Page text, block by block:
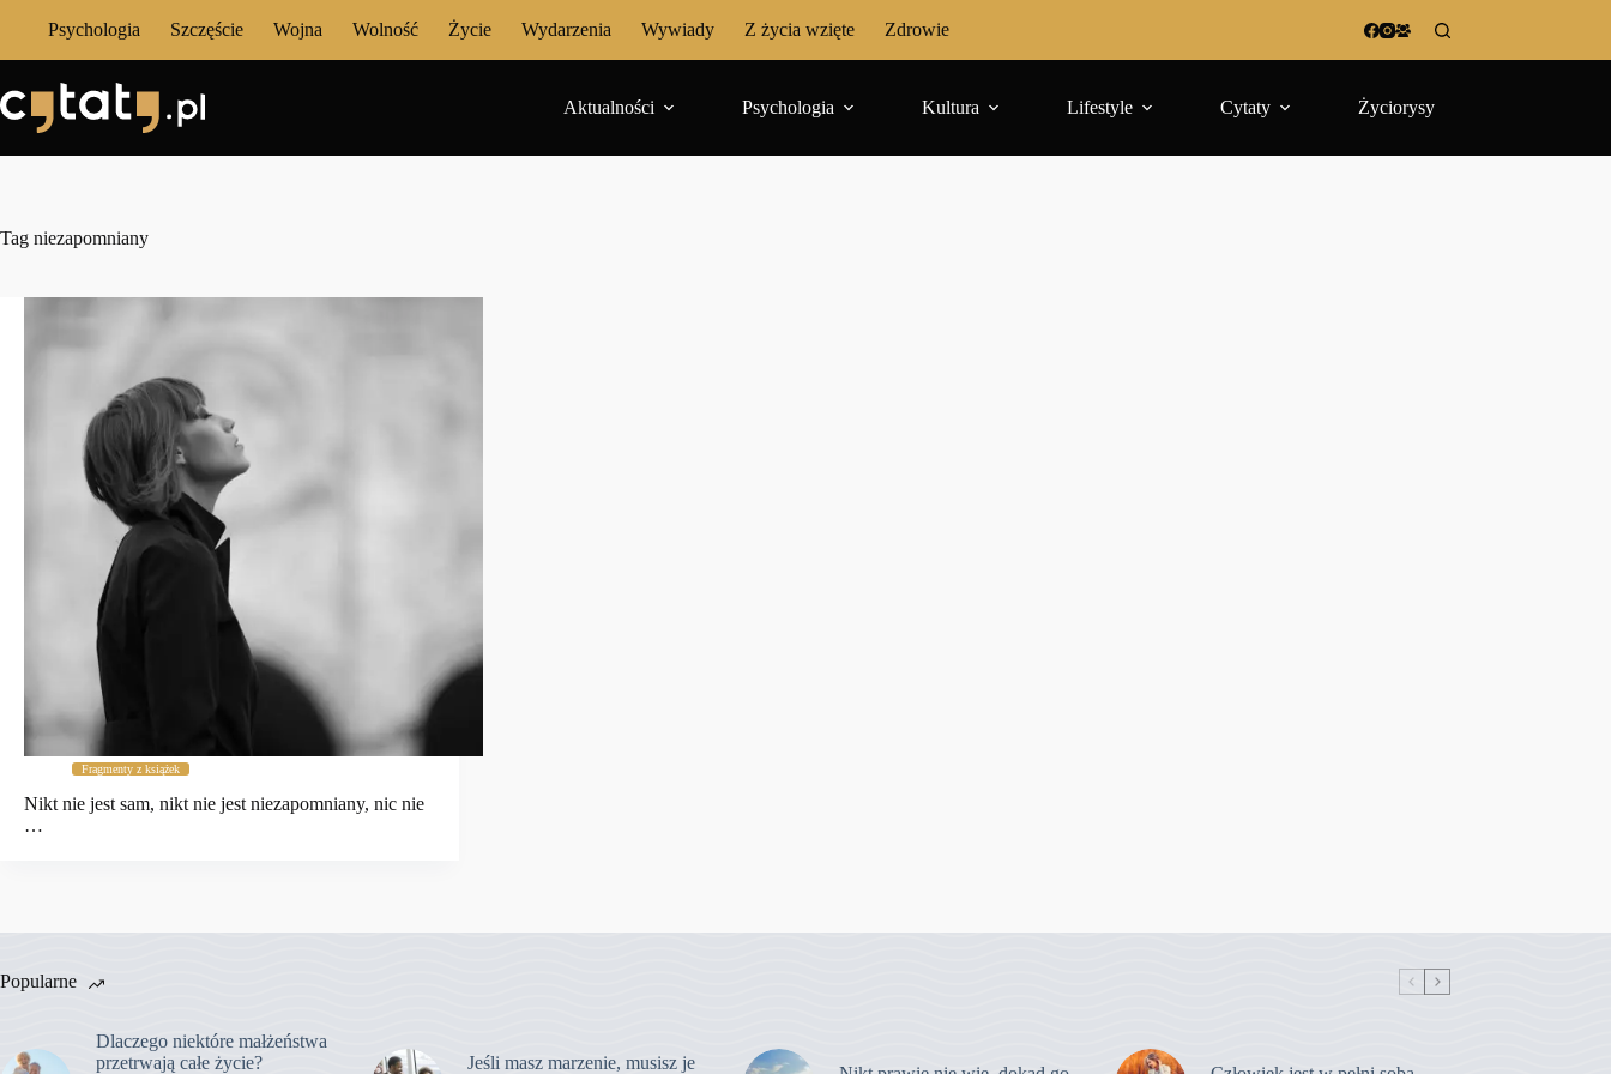
Psychologia Szczęście Wojna Wolność Życie Wydarzenia Wywiady Z życia wzięte Zdrowie
Aktualności Psychologia Kultura Lifestyle Cytaty Życiorysy
Tag niezapomniany
Fragmenty z książek
Nikt nie jest sam, nikt nie jest niezapomniany, nic nie
…
Popularne
Dlaczego niektóre małżeństwa
przetrwają całe życie?
Jeśli masz marzenie, musisz je